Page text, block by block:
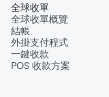
全球收單
全球收單概覽
結帳
外掛支付程式
一鍵收款
POS 收款方案